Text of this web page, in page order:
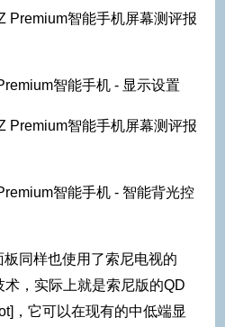
智能手机 - 显示设置
智能手机 - 智能背光控
同样也使用了索尼电视的
，实际上就是索尼版的QD
，它可以在现有的中低端显